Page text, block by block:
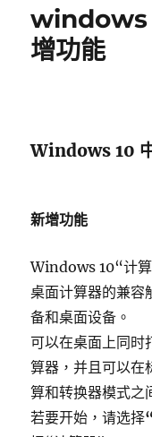
windows
增功能
Windows 10
新增功能
Windows 10“计
桌面计算器的兼容
备和桌面设备。
可以在桌面上同时
算器，并且可以在
算和转换器模式之
若要开始，请选择